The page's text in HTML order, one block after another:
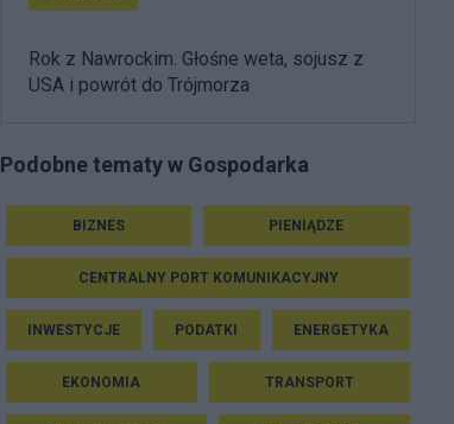
Rok z Nawrockim. Głośne weta, sojusz z
USA i powrót do Trójmorza
Podobne tematy w Gospodarka
BIZNES PIENIĄDZE
CENTRALNY PORT KOMUNIKACYJNY
INWESTYCJE PODATKI ENERGETYKA
EKONOMIA TRANSPORT